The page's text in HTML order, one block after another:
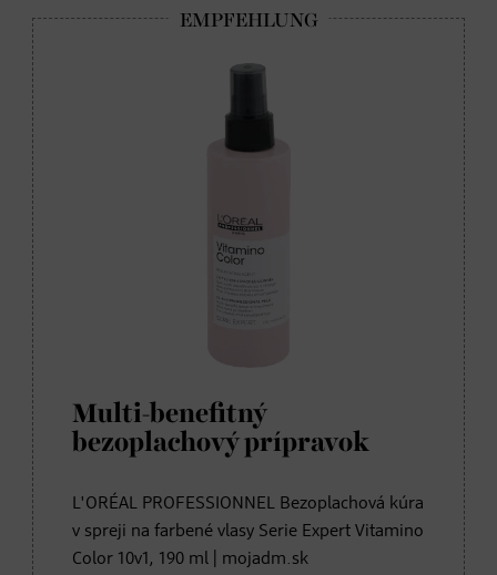
Multi-benefitný
bezoplachový prípravok
L'ORÉAL PROFESSIONNEL Bezoplachová kúra
v spreji na farbené vlasy Serie Expert Vitamino
Color 10v1, 190 ml | mojadm.sk